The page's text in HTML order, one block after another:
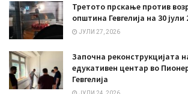
Третото прскање против
општина Гевгелија на 30 јули
ЈУЛИ 27, 2026
Започна реконструкцијата
едукативен центар во
Гевгелија